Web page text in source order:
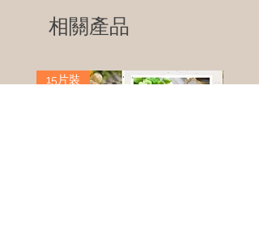
相關產品
15片裝